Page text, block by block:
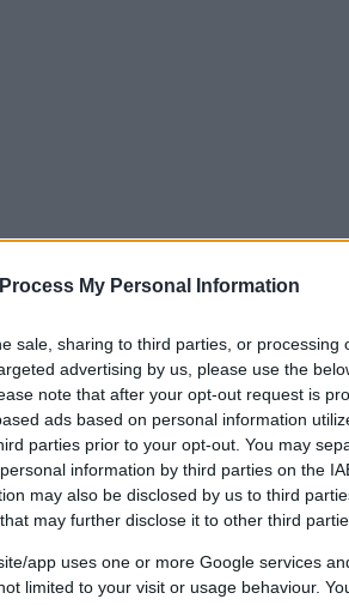
My Personal Information
sale, sharing to third parties, or processing
advertising by us, please use the
note that after your opt-out request is
ads based on personal information
parties prior to your opt-out. You may
information by third parties on the
may also be disclosed by us to third
that may further disclose it to other third
app uses one or more Google services
limited to your visit or usage behaviour.
su Instagram